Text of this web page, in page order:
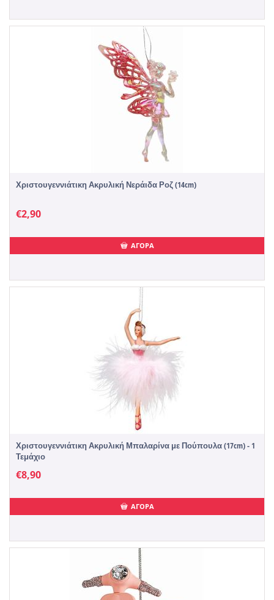
Χριστουγεννιάτικη Ακρυλική Νεράιδα Ροζ (14cm)
€2,90
ΑΓΟΡΑ
Χριστουγεννιάτικη Ακρυλική Μπαλαρίνα με Πούπουλα (17cm) - 1
Τεμάχιο
€8,90
ΑΓΟΡΑ